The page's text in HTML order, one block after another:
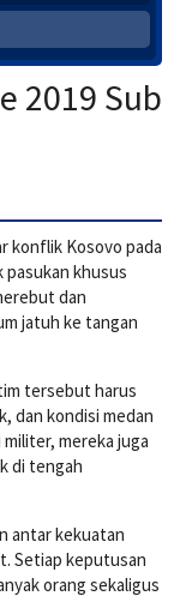
2019 Sub
konflik Kosovo pada
pasukan khusus
dan
jatuh ke tangan
tersebut harus
dan kondisi medan
mereka juga
di tengah
antar kekuatan
Setiap keputusan
orang sekaligus